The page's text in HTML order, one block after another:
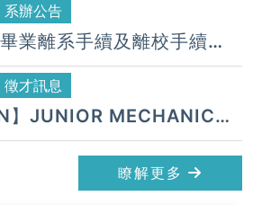
系辦公告
業離系手續及離校手續
AND GRADUATE
FOR
DEPARTURE
徵才訊息
】JUNIOR MECHANICAL
招募中
瞭解更多